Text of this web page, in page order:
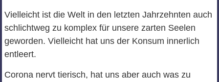
Vielleicht ist die Welt in den letzten Jahrzehnten auch
schlichtweg zu komplex für unsere zarten Seelen
geworden. Vielleicht hat uns der Konsum innerlich
entleert.
Corona nervt tierisch, hat uns aber auch was zu